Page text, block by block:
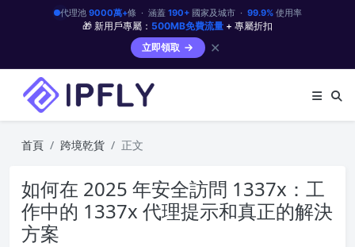
代理池 9000萬+條 · 涵蓋 190+國家及城市 · 99.9%使用率
🎁 新用戶專屬： 500MB免費流量 + 專屬折扣
立即領取
✕
首頁 跨境乾貨 正文
如何在 2025 年安全訪問 1337x：工
作中的 1337x 代理提示和真正的解決
方案